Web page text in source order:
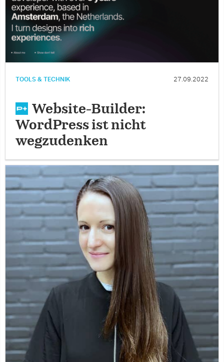
TOOLS & TECHNIK 27.09.2022
Website-Builder:
WordPress ist nicht
wegzudenken